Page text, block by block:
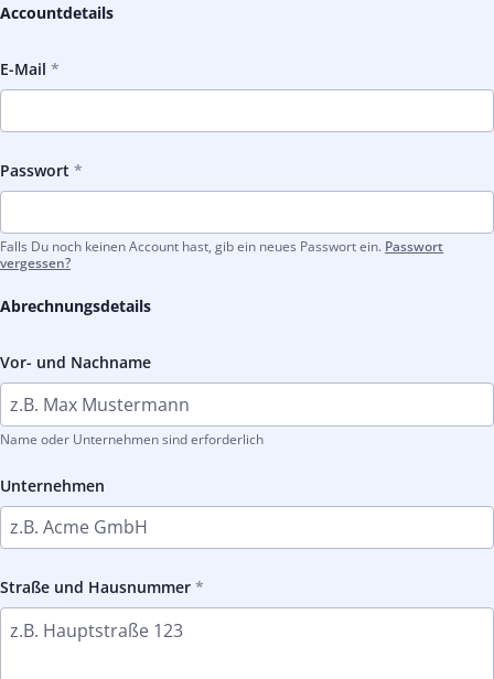
Accountdetails
E-Mail
Passwort
Falls Du noch keinen Account hast, gib ein neues Passwort ein. Passwort
vergessen?
Abrechnungsdetails
Vor- und Nachname
Name oder Unternehmen sind erforderlich
Unternehmen
Straße und Hausnummer